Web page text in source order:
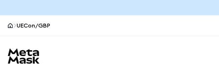
UECon/GBP